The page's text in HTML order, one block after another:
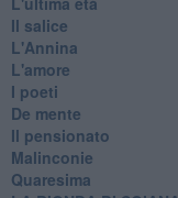
Il salice
L'Annina
L'amore
I poeti
De mente
Il pensionato
Malinconie
Quaresima